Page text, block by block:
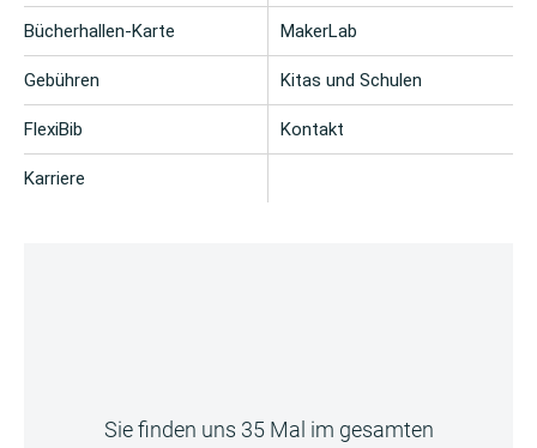
Bücherhallen-Karte
Gebühren
FlexiBib
Karriere
MakerLab
Kitas und Schulen
Kontakt
Sie finden uns 35 Mal im gesamten